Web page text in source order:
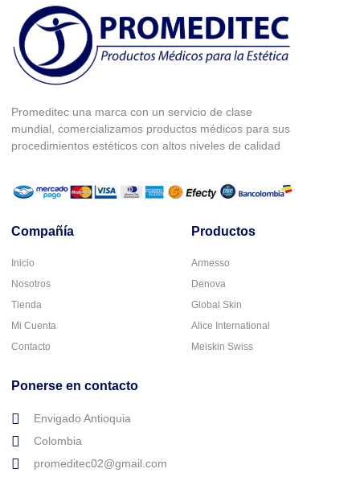
Promeditec una marca con un servicio de clase
mundial, comercializamos productos médicos para sus
procedimientos estéticos con altos niveles de calidad
Compañía
Inicio
Nosotros
Tienda
Mi Cuenta
Contacto
Productos
Armesso
Denova
Global Skin
Alice International
Meiskin Swiss
Ponerse en contacto
Envigado Antioquia
Colombia
promeditec02@gmail.com